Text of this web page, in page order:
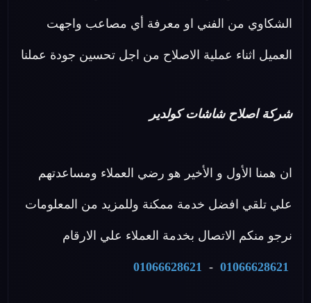
الشكاوي من الفني او معرفة أي مصاعب واجهت
العميل اثناء عملية الاصلاح من اجل تحسين جودة عملنا
شركة اصلاح شاشات كولدير
ان همنا الأول و الأخير هو رضي العملاء ومساعدتهم
علي تلقي افضل خدمة ممكنة وللمزيد من المعلومات
نرجو منكم الاتصال بخدمة العملاء علي الارقام
01066628621
-
01066628621